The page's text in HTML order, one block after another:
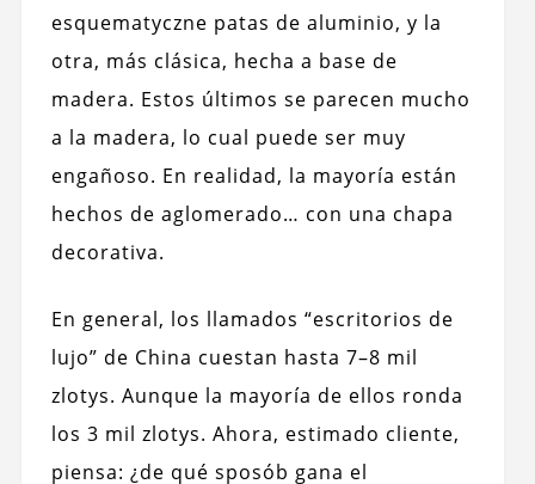
esquematyczne patas de aluminio, y la
otra, más clásica, hecha a base de
madera. Estos últimos se parecen mucho
a la madera, lo cual puede ser muy
engañoso. En realidad, la mayoría están
hechos de aglomerado… con una chapa
decorativa.
En general, los llamados “escritorios de
lujo” de China cuestan hasta 7–8 mil
zlotys. Aunque la mayoría de ellos ronda
los 3 mil zlotys. Ahora, estimado cliente,
piensa: ¿de qué sposób gana el